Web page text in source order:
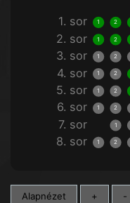
1. sor 1 2
2. sor 1 2
3. sor 1 2
4. sor 1 2
5. sor 1 2
6. sor 1 2
7. sor 1
8. sor 1 2
Alapnézet + -